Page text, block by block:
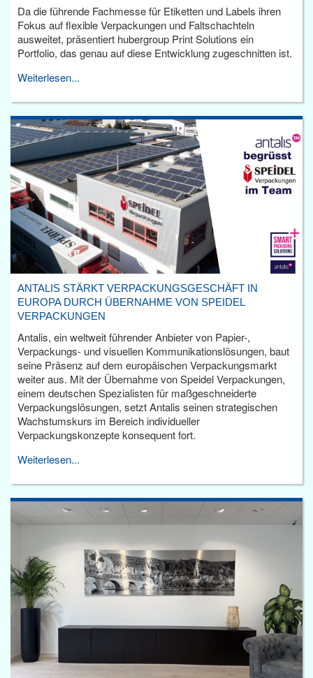
Da die führende Fachmesse für Etiketten und Labels ihren
Fokus auf flexible Verpackungen und Faltschachteln
ausweitet, präsentiert hubergroup Print Solutions ein
Portfolio, das genau auf diese Entwicklung zugeschnitten ist.
Weiterlesen...
ANTALIS STÄRKT VERPACKUNGSGESCHÄFT IN
EUROPA DURCH ÜBERNAHME VON SPEIDEL
VERPACKUNGEN
Antalis, ein weltweit führender Anbieter von Papier-,
Verpackungs- und visuellen Kommunikationslösungen, baut
seine Präsenz auf dem europäischen Verpackungsmarkt
weiter aus. Mit der Übernahme von Speidel Verpackungen,
einem deutschen Spezialisten für maßgeschneiderte
Verpackungslösungen, setzt Antalis seinen strategischen
Wachstumskurs im Bereich individueller
Verpackungskonzepte konsequent fort.
Weiterlesen...